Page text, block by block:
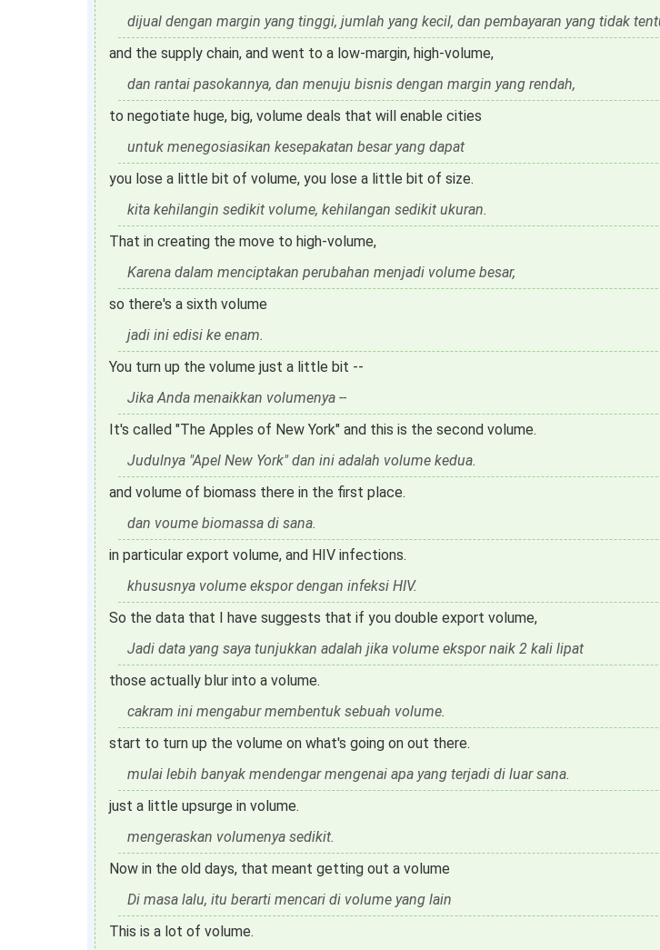
dijual dengan margin yang tinggi, jumlah yang kecil, dan pembayaran yang tidak
and the supply chain, and went to a low-margin, high-volume,
dan rantai pasokannya, dan menuju bisnis dengan margin yang rendah,
to negotiate huge, big, volume deals that will enable cities
untuk menegosiasikan kesepakatan besar yang dapat
you lose a little bit of volume, you lose a little bit of size.
kita kehilangin sedikit volume, kehilangan sedikit ukuran.
That in creating the move to high-volume,
Karena dalam menciptakan perubahan menjadi volume besar,
so there's a sixth volume
jadi ini edisi ke enam.
You turn up the volume just a little bit --
Jika Anda menaikkan volumenya --
It's called "The Apples of New York" and this is the second volume.
Judulnya "Apel New York" dan ini adalah volume kedua.
and volume of biomass there in the first place.
dan voume biomassa di sana.
in particular export volume, and HIV infections.
khususnya volume ekspor dengan infeksi HIV.
So the data that I have suggests that if you double export volume,
Jadi data yang saya tunjukkan adalah jika volume ekspor naik 2 kali lipat
those actually blur into a volume.
cakram ini mengabur membentuk sebuah volume.
start to turn up the volume on what's going on out there.
mulai lebih banyak mendengar mengenai apa yang terjadi di luar sana.
just a little upsurge in volume.
mengeraskan volumenya sedikit.
Now in the old days, that meant getting out a volume
Di masa lalu, itu berarti mencari di volume yang lain
This is a lot of volume.